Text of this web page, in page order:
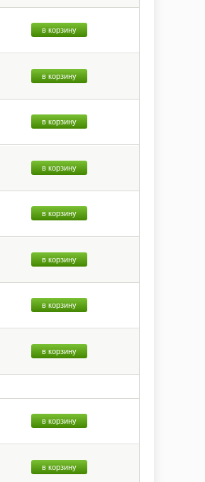
в корзину
в корзину
в корзину
в корзину
в корзину
в корзину
в корзину
в корзину
в корзину
в корзину